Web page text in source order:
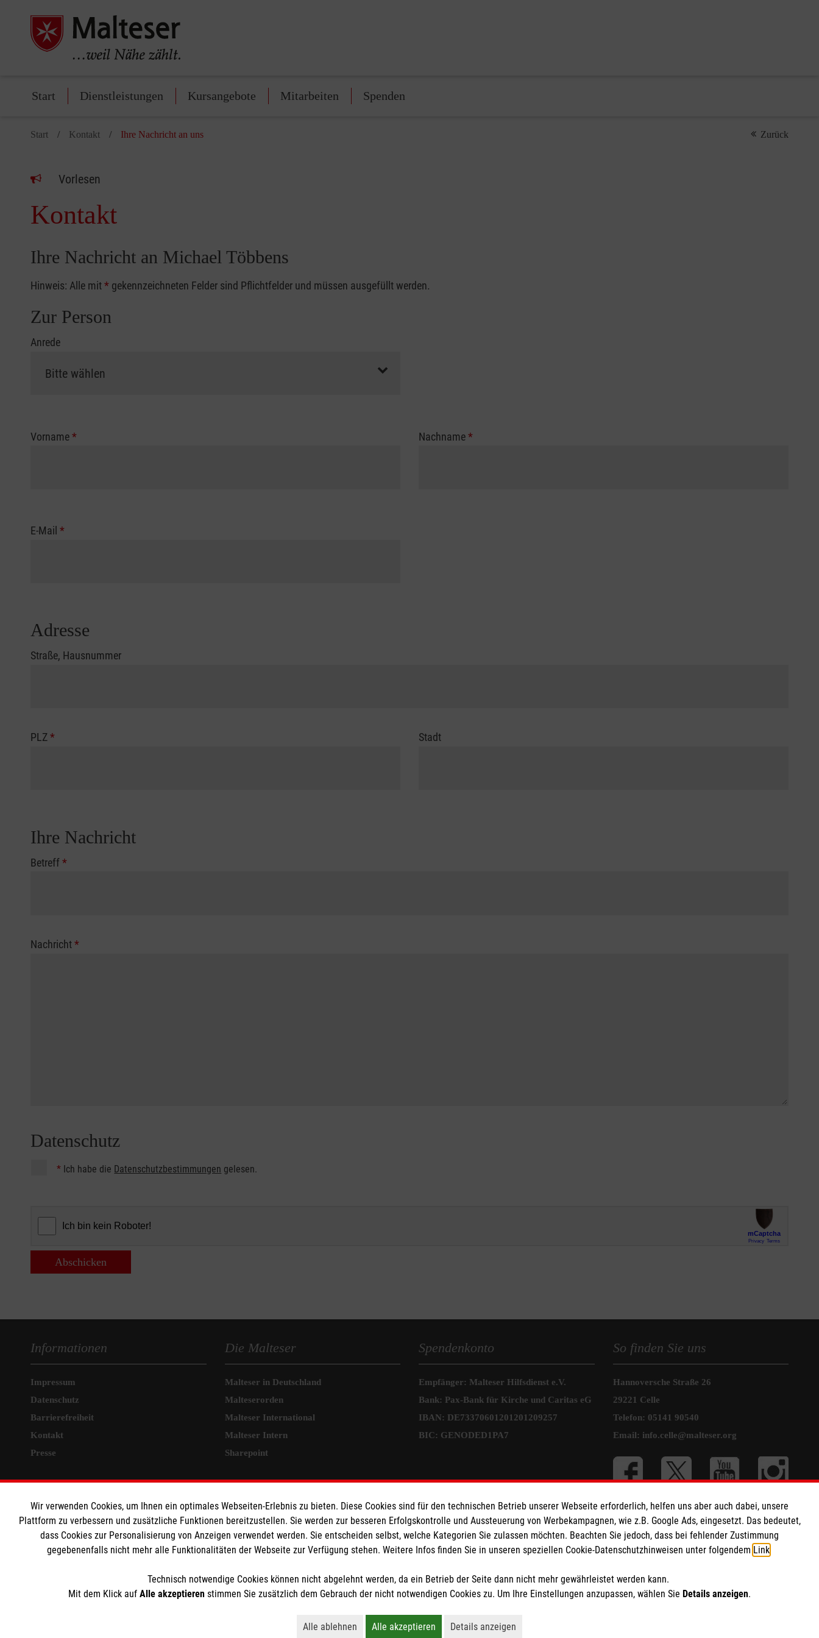
Start Dienstleistungen Kursangebote Mitarbeiten Spenden
Start Kontakt Ihre Nachricht an uns Zurück
Vorlesen
Kontakt
Ihre Nachricht an Michael Többens
Hinweis: Alle mit* gekennzeichneten Felder sind Pflichtfelder und müssen ausgefüllt werden.
Zur Person
Anrede
Vorname* Nachname*
E-Mail *
Adresse
Straße, Hausnummer
PLZ* Stadt
Ihre Nachricht
Betreff*
Nachricht*
Datenschutz
* Ich habe die Datenschutzbestimmungen gelesen.
Abschicken
Informationen
Impressum
Datenschutz
Barrierefreiheit
Kontakt
Presse
Malteser Celle intern
HiOrg Login
Die Malteser
Malteser in Deutschland
Malteserorden
Malteser International
Malteser Intern
Sharepoint
MPG Ansprechpartner
Den Beauftragten für
Medizinproduktesicherheit im Malteser
Rettungsdienst und den Einsatzdiensten der
gmb_mpg@malteser.orgkontaktieren.
Spendenkonto
Empfänger: Malteser Hilfsdienst e.V.
Bank: Pax-Bank für Kirche und Caritas eG
IBAN: DE73370601201201209257
BIC: GENODED1PA7
So finden Sie uns
Hannoversche Straße 26
29221 Celle
Telefon: 05141 90540
Email: info.celle@malteser.org
Wir verwenden Cookies, um Ihnen ein optimales Webseiten-Erlebnis zu bieten. Diese Cookies sind für den technischen Betrieb unserer Webseite erforderlich, helfen uns aber auch dabei, unsere
Plattform zu verbessern und zusätzliche Funktionen bereitzustellen. Sie werden zur besseren Erfolgskontrolle und Aussteuerung von Werbekampagnen, wie z.B. Google Ads, eingesetzt. Das bedeutet,
dass Cookies zur Personalisierung von Anzeigen verwendet werden. Sie entscheiden selbst, welche Kategorien Sie zulassen möchten. Beachten Sie jedoch, dass bei fehlender Zustimmung
gegebenenfalls nicht mehr alle Funktionalitäten der Webseite zur Verfügung stehen. Weitere Infos finden Sie in unseren speziellen Cookie-Datenschutzhinweisen unter folgendem Link
Technisch notwendige Cookies können nicht abgelehnt werden, da ein Betrieb der Seite dann nicht mehr gewährleistet werden kann.
Mit dem Klick auf Alle akzeptieren stimmen Sie zusätzlich dem Gebrauch der nicht notwendigen Cookies zu. Um Ihre Einstellungen anzupassen, wählen Sie Details anzeigen.
Alle ablehnen
Alle akzeptieren
Details anzeigen